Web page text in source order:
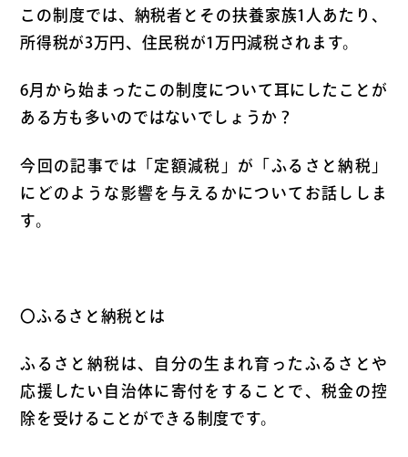
この制度では、納税者とその扶養家族1人あたり、
所得税が3万円、住民税が1万円減税されます。
6月から始まったこの制度について耳にしたことが
ある方も多いのではないでしょうか？
今回の記事では「定額減税」が「ふるさと納税」
にどのような影響を与えるかについてお話ししま
す。
〇ふるさと納税とは
ふるさと納税は、自分の生まれ育ったふるさとや
応援したい自治体に寄付をすることで、税金の控
除を受けることができる制度です。